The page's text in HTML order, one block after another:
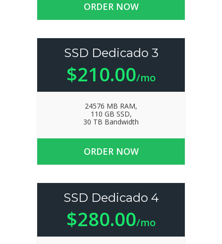
ORDER NOW
SSD Dedicado 3
$210.00/mo
24576 MB RAM,
110 GB SSD,
30 TB Bandwidth
ORDER NOW
SSD Dedicado 4
$280.00/mo